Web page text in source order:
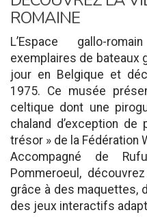
ROMAINE
L’Espace gallo-
exemplaires de bateaux
jour en Belgique et
1975. Ce musée
celtique dont une
chaland d’exception
trésor » de la Fédération
Accompagné de
Pommeroeul,
grâce à des maquettes,
des jeux interactifs